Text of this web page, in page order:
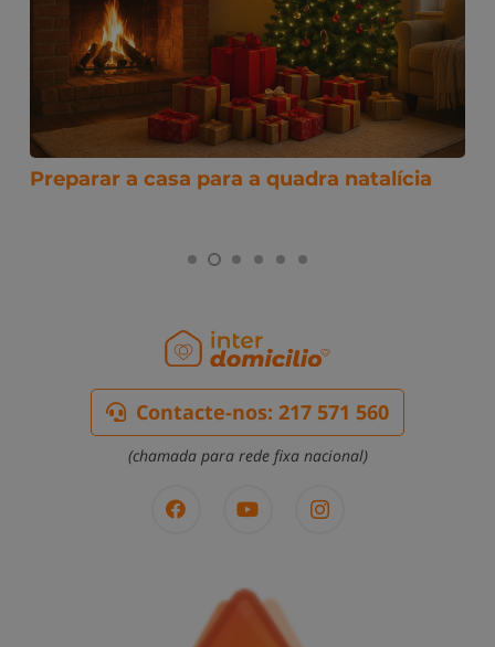
Preparar a casa para a quadra natalícia
Contacte-nos: 217 571 560
(chamada para rede fixa nacional)